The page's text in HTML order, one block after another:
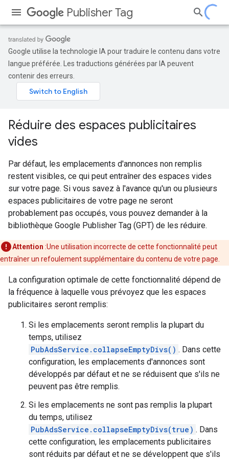
Publisher Tag
Google utilise la technologie IA pour traduire le contenu dans votre
langue préférée. Les traductions générées par IA peuvent
contenir des erreurs.
Réduire des espaces publicitaires
vides
Par défaut, les emplacements d'annonces non remplis
restent visibles, ce qui peut entraîner des espaces vides
sur votre page. Si vous savez à l'avance qu'un ou plusieurs
espaces publicitaires de votre page ne seront
probablement pas occupés, vous pouvez demander à la
bibliothèque Google Publisher Tag (GPT) de les réduire.
Attention :Une utilisation incorrecte de cette fonctionnalité peut
entraîner un refoulement supplémentaire du contenu de votre page.
La configuration optimale de cette fonctionnalité dépend de
la fréquence à laquelle vous prévoyez que les espaces
publicitaires seront remplis:
Si les emplacements seront remplis la plupart du
temps, utilisez
PubAdsService.collapseEmptyDivs() . Dans cette
configuration, les emplacements d'annonces sont
développés par défaut et ne se réduisent que s'ils ne
peuvent pas être remplis.
Si les emplacements ne sont pas remplis la plupart
du temps, utilisez
PubAdsService.collapseEmptyDivs(true) . Dans
cette configuration, les emplacements publicitaires
sont réduits par défaut et ne se développent que s'ils